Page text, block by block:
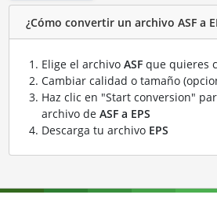
¿Cómo convertir un archivo ASF a
Elige el archivo ASFque quieres
Cambiar calidad o tamaño
Haz clic en "Start conversion"
archivo de ASF a EPS
Descarga tu archivo EPS